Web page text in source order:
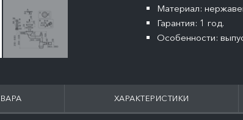
Материал:
Гарантия: 1 год.
Особенности:
ХАРАКТЕРИСТИКИ